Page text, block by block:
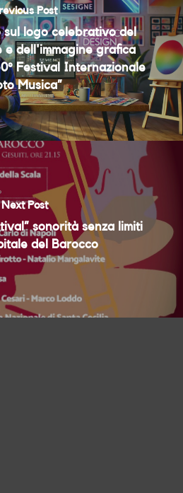
Post
sul logo celebrativo del
e dell'immagine grafica
Festival Internazionale
Musica”
Next Post
sonorità senza limiti
del Barocco